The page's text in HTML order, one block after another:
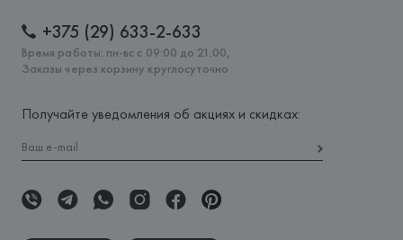
+375 (29) 633-2-633
Время работы: пн-вс с 09:00 до 21:00,
Заказы через корзину круглосуточно
Получайте уведомления об акциях и скидках: